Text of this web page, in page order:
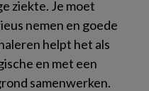
ziekte. Je moet
nemen en goede
helpt het als
en met een
samenwerken.